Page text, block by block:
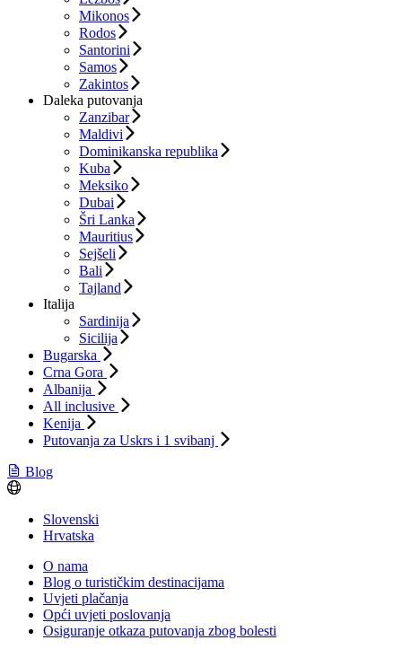
Mikonos
Rodos
Santorini
Samos
Zakintos
Daleka putovanja
Zanzibar
Maldivi
Dominikanska republika
Kuba
Meksiko
Dubai
Šri Lanka
Mauritius
Sejšeli
Bali
Tajland
Italija
Sardinija
Sicilija
Bugarska
Crna Gora
Albanija
All inclusive
Kenija
Putovanja za Uskrs i 1 svibanj
Blog
Slovenski
Hrvatska
O nama
Blog o turističkim destinacijama
Uvjeti plačanja
Opći uvjeti poslovanja
Osiguranje otkaza putovanja zbog bolesti